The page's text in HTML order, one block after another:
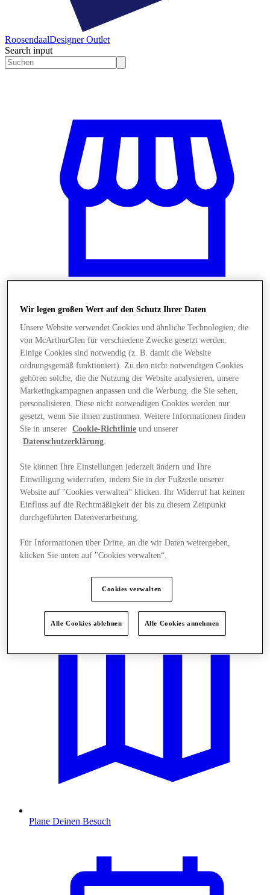
RoosendaalDesigner Outlet
Search input
Stores
Plane Deinen Besuch
Wir legen großen Wert auf den Schutz Ihrer Daten
Unsere Website verwendet Cookies und ähnliche Technologien, die
von McArthurGlen für verschiedene Zwecke gesetzt werden.
Einige Cookies sind notwendig (z. B. damit die Website
ordnungsgemäß funktioniert). Zu den nicht notwendigen Cookies
gehören solche, die die Nutzung der Website analysieren, unsere
Marketingkampagnen anpassen und die Werbung, die Sie sehen,
personalisieren. Diese nicht notwendigen Cookies werden nur
gesetzt, wenn Sie ihnen zustimmen. Weitere Informationen finden
Sie in unserer
Cookie-Richtlinie und unserer
Datenschutzerklärung.
Sie können Ihre Einstellungen jederzeit ändern und Ihre
Einwilligung widerrufen, indem Sie in der Fußzeile unserer
Website auf "Cookies verwalten“ klicken. Ihr Widerruf hat keinen
Einfluss auf die Rechtmäßigkeit der bis zu diesem Zeitpunkt
durchgeführten Datenverarbeitung.
Für Informationen über Dritte, an die wir Daten weitergeben,
klicken Sie unten auf "Cookies verwalten“.
Cookies verwalten
Alle Cookies ablehnen Alle Cookies annehmen